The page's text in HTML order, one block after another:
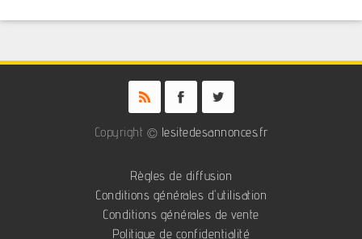
Copyright © lesitedesannonces.fr
Règles de diffusion
Conditions générales d'utilisation
Conditions générales de vente
Politique de confidentialité